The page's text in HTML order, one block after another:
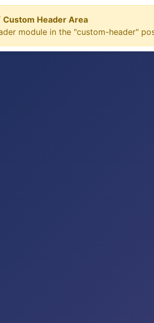
Custom Header Area
module in the "custom-header"